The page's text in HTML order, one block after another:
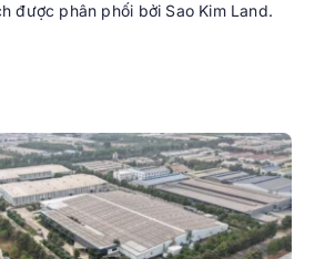
được phân phối bởi Sao Kim Land.